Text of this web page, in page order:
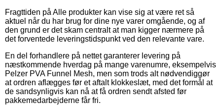
Fragttiden på Alle produkter kan vise sig at være ret så
aktuel når du har brug for dine nye varer omgående, og af
den grund er det skam centralt at man kigger nærmere på
det forventede leveringstidspunkt ved den relevante vare.
En del forhandlere på nettet garanterer levering på
næstkommende hverdag på mange varenumre, eksempelvis
Pelzer PVA Funnel Mesh, men som trods alt nødvendiggør
at ordren aflægges før et aftalt klokkeslæt, med det formål at
de sandsynligvis kan nå at få ordren sendt afsted før
pakkemedarbejderne får fri.